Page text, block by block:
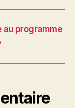
au programme